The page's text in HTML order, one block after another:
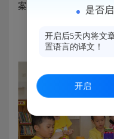
案，每年认定和扶持一
每年新开工建设200
是否
开启后5天内将文
置语言的译文！
开启